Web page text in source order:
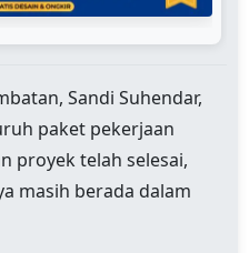
Sandi Suhendar,
paket pekerjaan
proyek telah selesai,
masih berada dalam